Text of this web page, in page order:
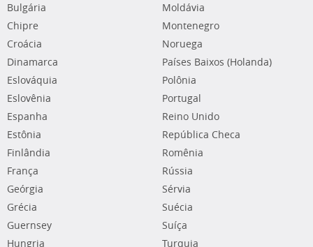
Bulgária
Chipre
Croácia
Dinamarca
Eslováquia
Eslovênia
Espanha
Estônia
Finlândia
França
Geórgia
Grécia
Guernsey
Hungria
Moldávia
Montenegro
Noruega
Países Baixos (Holanda)
Polônia
Portugal
Reino Unido
República Checa
Romênia
Rússia
Sérvia
Suécia
Suíça
Turquia